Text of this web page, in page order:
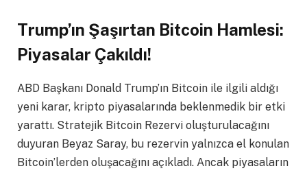
Trump’ın Şaşırtan Bitcoin Hamlesi:
Piyasalar Çakıldı!
ABD Başkanı Donald Trump’ın Bitcoin ile ilgili aldığı
yeni karar, kripto piyasalarında beklenmedik bir etki
yarattı. Stratejik Bitcoin Rezervi oluşturulacağını
duyuran Beyaz Saray, bu rezervin yalnızca el konulan
Bitcoin’lerden oluşacağını açıkladı. Ancak piyasaların